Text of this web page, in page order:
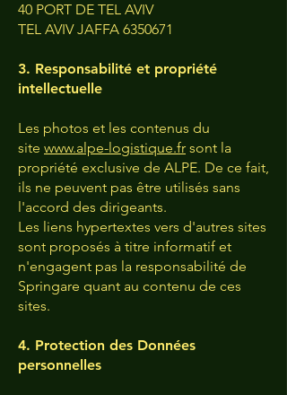
40 PORT DE TEL AVIV
TEL AVIV JAFFA 6350671
3. Responsabilité et propriété
intellectuelle
Les photos et les contenus du
site www.alpe-logistique.fr sont la
propriété exclusive de ALPE. De ce fait,
ils ne peuvent pas être utilisés sans
l'accord des dirigeants.
Les liens hypertextes vers d'autres sites
sont proposés à titre informatif et
n'engagent pas la responsabilité de
Springare quant au contenu de ces
sites.
4. Protection des Données
personnelles